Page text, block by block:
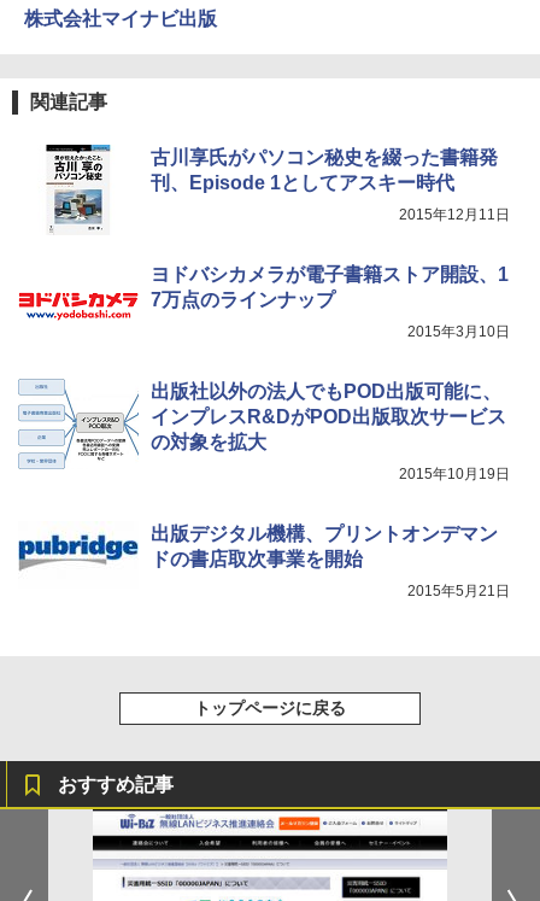
株式会社マイナビ出版
関連記事
古川享氏がパソコン秘史を綴った書籍発
刊、Episode 1としてアスキー時代
2015年12月11日
ヨドバシカメラが電子書籍ストア開設、1
7万点のラインナップ
2015年3月10日
出版社以外の法人でもPOD出版可能に、
インプレスR&DがPOD出版取次サービス
の対象を拡大
2015年10月19日
出版デジタル機構、プリントオンデマン
ドの書店取次事業を開始
2015年5月21日
トップページに戻る
おすすめ記事